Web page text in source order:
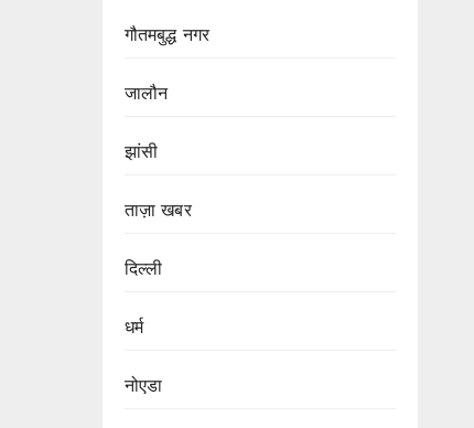
गौतमबुद्ध नगर
जालौन
झांसी
ताज़ा खबर
दिल्ली
धर्म
नोएडा